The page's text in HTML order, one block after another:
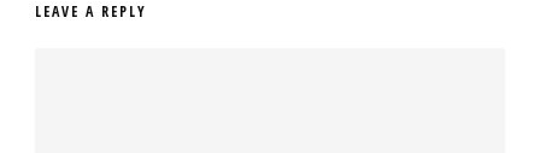
LEAVE A REPLY